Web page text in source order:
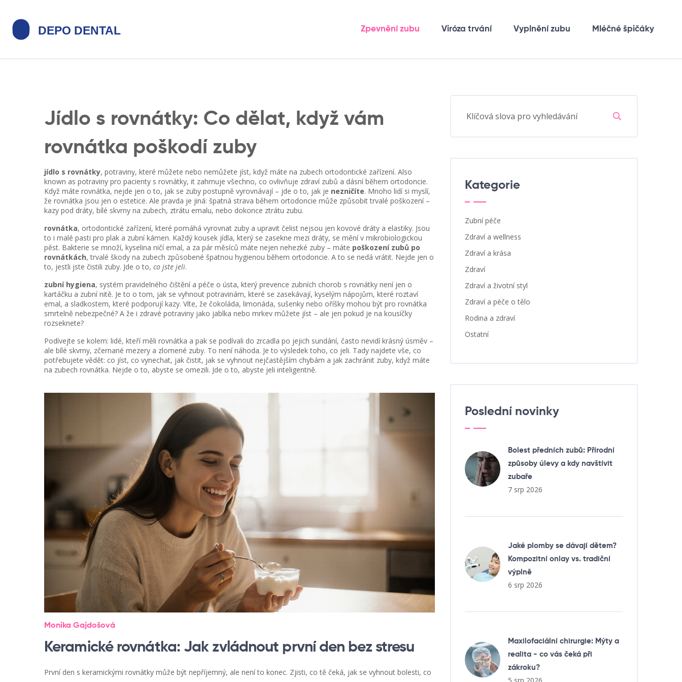
Zpevnění zubu Viróza trvání Vyplnění zubu Mléčné špičáky
Jídlo s rovnátky: Co dělat, když vám
rovnátka poškodí zuby
jídlo s rovnátky, potraviny, které můžete nebo nemůžete jíst, když máte na zubech ortodontické zařízení. Also
known as potraviny pro pacienty s rovnátky, it zahrnuje všechno, co ovlivňuje zdraví zubů a dásní během ortodoncie.
Když máte rovnátka, nejde jen o to, jak se zuby postupně vyrovnávají – jde o to, jak je nezničíte. Mnoho lidí si myslí,
že rovnátka jsou jen o estetice. Ale pravda je jiná: špatná strava během ortodoncie může způsobit trvalé poškození –
kazy pod dráty, bílé skvrny na zubech, ztrátu emalu, nebo dokonce ztrátu zubu.
rovnátka, ortodontické zařízení, které pomáhá vyrovnat zuby a upravit čelist nejsou jen kovové dráty a elastiky. Jsou
to i malé pasti pro plak a zubní kámen. Každý kousek jídla, který se zasekne mezi dráty, se mění v mikrobiologickou
pěst. Bakterie se množí, kyselina ničí emal, a za pár měsíců máte nejen nehezké zuby – máte poškození zubů po
rovnátkách,trvalé škody na zubech způsobené špatnou hygienou během ortodoncie. A to se nedá vrátit. Nejde jen o
to, jestli jste čistili zuby. Jde o to, co jste jeli.
zubní hygiena, systém pravidelného čištění a péče o ústa, který prevence zubních chorob s rovnátky není jen o
kartáčku a zubní nitě. Je to o tom, jak se vyhnout potravinám, které se zasekávají, kyselým nápojům, které roztaví
emal, a sladkostem, které podporují kazy. Víte, že čokoláda, limonáda, sušenky nebo oříšky mohou být pro rovnátka
smrtelně nebezpečné? A že i zdravé potraviny jako jablka nebo mrkev můžete jíst – ale jen pokud je na kousíčky
rozseknete?
Podívejte se kolem: lidé, kteří měli rovnátka a pak se podívali do zrcadla po jejich sundání, často nevidí krásný úsměv –
ale bílé skvrny, zčernané mezery a zlomené zuby. To není náhoda. Je to výsledek toho, co jeli. Tady najdete vše, co
potřebujete vědět: co jíst, co vynechat, jak čistit, jak se vyhnout nejčastějším chybám a jak zachránit zuby, když máte
na zubech rovnátka. Nejde o to, abyste se omezili. Jde o to, abyste jeli inteligentně.
Monika Gajdošová
Keramické rovnátka: Jak zvládnout první den bez stresu
První den s keramickými rovnátky může být nepříjemný, ale není to konec. Zjisti, co tě čeká, jak se vyhnout bolesti, co
Kategorie
Zubní péče
Zdraví a wellness
Zdraví a krása
Zdraví
Zdraví a životní styl
Zdraví a péče o tělo
Rodina a zdraví
Ostatní
Poslední novinky
Bolest předních zubů: Přírodní
způsoby úlevy a kdy navštívit
zubaře
7 srp 2026
Jaké plomby se dávají dětem?
Kompozitní onlay vs. tradiční
výplně
6 srp 2026
Maxilofaciální chirurgie: Mýty a
realita - co vás čeká při
zákroku?